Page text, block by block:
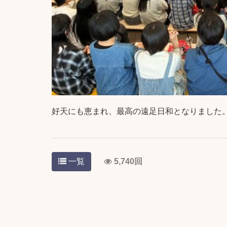
好天にも恵まれ、最高の遠足日和となりました
一覧 5,740回